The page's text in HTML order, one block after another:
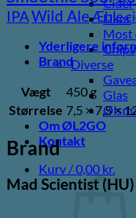
Likør
Most
Chips
Diverse
Glas
Om ØL2GO
Kontakt
Kurv /0,00 kr.
IPAWild Ale Æble
Yderligere
Brand
Vægt
450 g
Størrelse 7,5 × 7,5 ×
Brand
Mad Scientist (HU)